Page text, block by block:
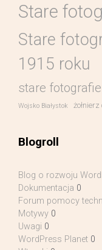
Stare
Stare
1915 roku
stare fotografie
Wojsko Białystok
Blogroll
Blog o rozwoju
Dokumentacja 0
Forum pomocy
Motywy 0
Uwagi 0
WordPress Planet 0